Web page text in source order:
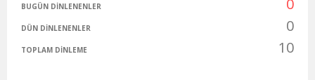
BUGÜN DINLENENLER
DÜN DINLENENLER 0
TOPLAM DINLEME 10